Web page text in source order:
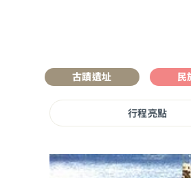
古蹟遺址 民
行程亮點